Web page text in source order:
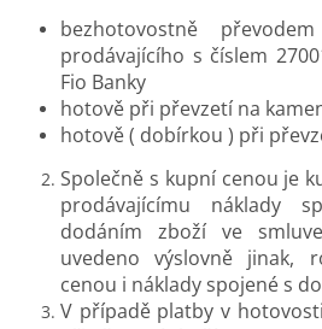
bezhotovostně
prodávajícího s číslem
Fio Banky
hotově při převzetí na
hotově ( dobírkou ) při
Společně s kupní cenou je
prodávajícímu náklady
dodáním zboží ve
uvedeno výslovně jinak,
cenou i náklady spojené s
V případě platby v